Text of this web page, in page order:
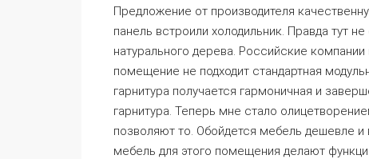
Предложение от производителя
панель встроили холодильник. Правда тут
натурального дерева. Российские
помещение не подходит стандартная
гарнитура получается гармоничная и
гарнитура. Теперь мне стало
позволяют то. Обойдется мебель дешевле и
мебель для этого помещения делают